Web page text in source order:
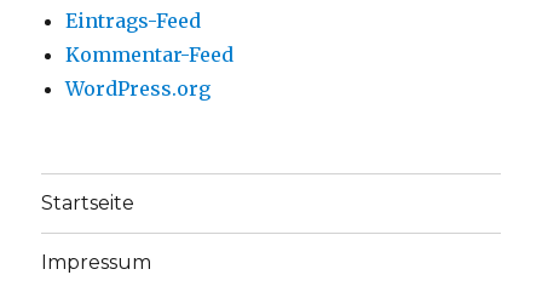
Eintrags-Feed
Kommentar-Feed
WordPress.org
Startseite
Impressum